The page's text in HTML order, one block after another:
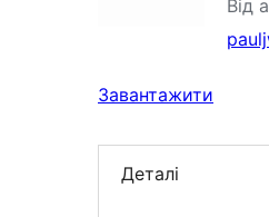
Від
Завантажити
Деталі